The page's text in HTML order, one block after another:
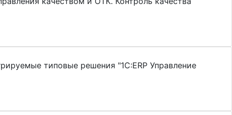
типовые решения "1С:ERP Управление